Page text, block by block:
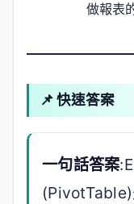
做報表
📌 快速答案
一句話答案